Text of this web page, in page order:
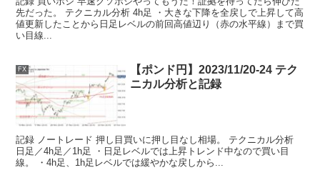
先だった。 テクニカル分析 4h足 ・大きな下降を全戻しで上昇して高
値更新したことから日足レベルの前回高値辺り（赤の水平線）まで買
い目線...
FX
【ポンド円】2023/11/20-24 テク
ニカル分析と記録
記録 ノートレード 押し目買いに押し目なし相場。 テクニカル分析
日足／4h足／1h足 ・日足レベルでは上昇トレンド中なので買い目
線。 ・4h足、1h足レベルでは緩やかな戻しから...